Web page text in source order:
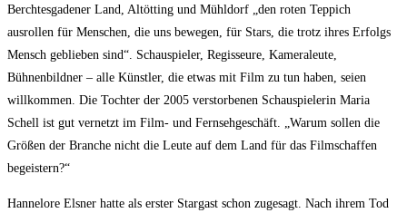
Berchtesgadener Land, Altötting und Mühldorf „den roten Teppich
ausrollen für Menschen, die uns bewegen, für Stars, die trotz ihres Erfolgs
Mensch geblieben sind“. Schauspieler, Regisseure, Kameraleute,
Bühnenbildner – alle Künstler, die etwas mit Film zu tun haben, seien
willkommen. Die Tochter der 2005 verstorbenen Schauspielerin Maria
Schell ist gut vernetzt im Film- und Fernsehgeschäft. „Warum sollen die
Größen der Branche nicht die Leute auf dem Land für das Filmschaffen
begeistern?“
Hannelore Elsner hatte als erster Stargast schon zugesagt. Nach ihrem Tod